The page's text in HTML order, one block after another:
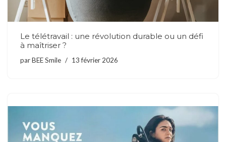
Le télétravail : une révolution durable ou un défi
à maîtriser ?
parBEE Smile 13 février 2026